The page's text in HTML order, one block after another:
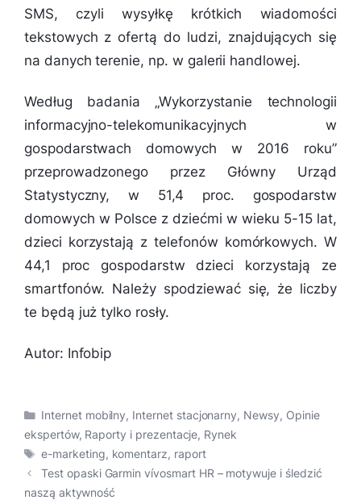
SMS, czyli wysyłkę krótkich wiadomości
tekstowych z ofertą do ludzi, znajdujących się
na danych terenie, np. w galerii handlowej.
Według badania „Wykorzystanie technologii
informacyjno-telekomunikacyjnych w
gospodarstwach domowych w 2016 roku”
przeprowadzonego przez Główny Urząd
Statystyczny, w 51,4 proc. gospodarstw
domowych w Polsce z dziećmi w wieku 5-15 lat,
dzieci korzystają z telefonów komórkowych. W
44,1 proc gospodarstw dzieci korzystają ze
smartfonów. Należy spodziewać się, że liczby
te będą już tylko rosły.
Autor: Infobip
Kategorie
Internet mobilny, Internet stacjonarny, Newsy, Opinie
ekspertów, Raporty i prezentacje, Rynek
Tagi
e-marketing, komentarz, raport
Test opaski Garmin vívosmart HR – motywuje i śledzić
naszą aktywność